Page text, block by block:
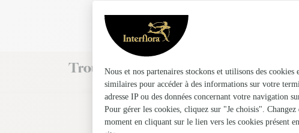
Trouvez un fleuriste Interflora à Senan